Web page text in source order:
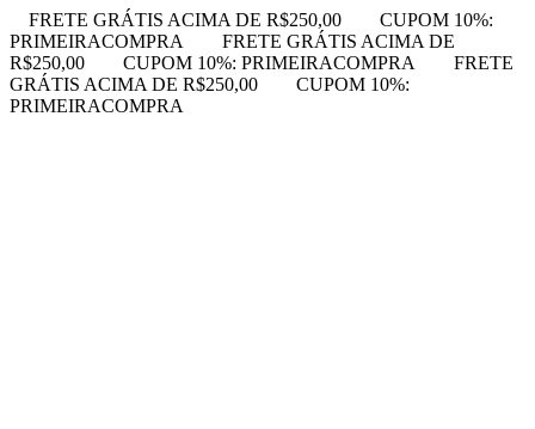
FRETE GRÁTIS ACIMA DE R$250,00
CUPOM 10%:
PRIMEIRACOMPRA
FRETE GRÁTIS ACIMA DE
R$250,00
CUPOM 10%: PRIMEIRACOMPRA
FRETE
GRÁTIS ACIMA DE R$250,00
CUPOM 10%:
PRIMEIRACOMPRA